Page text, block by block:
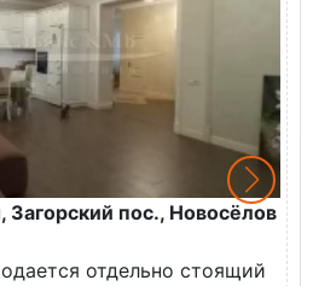
пос., Новосёлов
отдельно стоящий